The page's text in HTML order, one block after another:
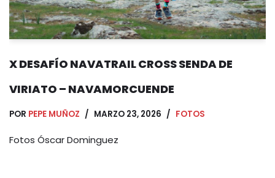
X DESAFÍO NAVATRAIL CROSS SENDA DE
VIRIATO – NAVAMORCUENDE
POR PEPE MUÑOZ MARZO 23, 2026 FOTOS
Fotos Óscar Dominguez